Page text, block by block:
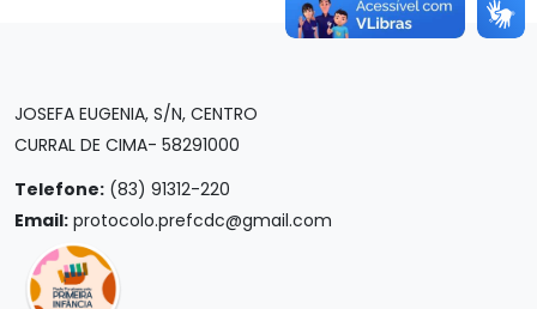
JOSEFA EUGENIA, S/N, CENTRO
CURRAL DE CIMA- 58291000
Telefone: (83) 91312-220
Email: protocolo.prefcdc@gmail.com